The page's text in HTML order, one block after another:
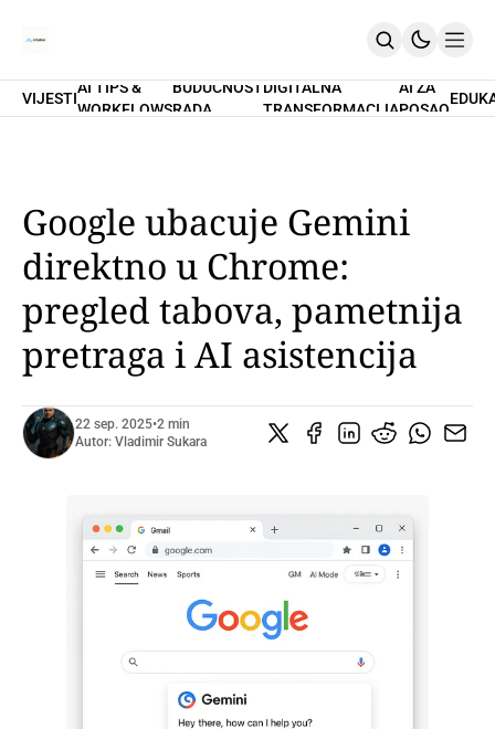
Home
PRETPLATI SE
VIJESTI
AI TIPS &
WORKFLOWS
BUDUĆNOST
RADA
DIGITALNA
TRANSFORMACIJA
AI ZA
POSAO
Google ubacuje Gemini
direktno u Chrome:
pregled tabova, pametnija
pretraga i AI asistencija
22 sep. 2025•2 min
Autor: Vladimir Sukara